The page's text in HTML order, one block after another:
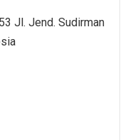
Jl. Jend. Sudirman